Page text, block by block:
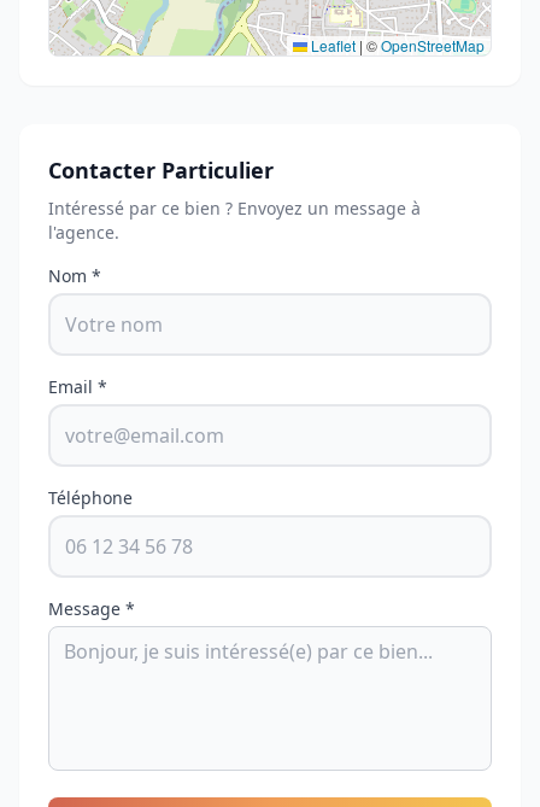
Leaflet | ©OpenStreetMap
Contacter Particulier
Intéressé par ce bien ? Envoyez un message à
l'agence.
Nom *
Email *
Téléphone
Message *